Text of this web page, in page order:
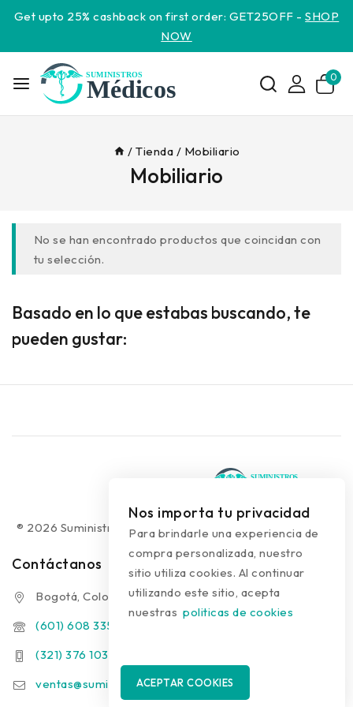
Get upto 25% cashback on first order: GET25OFF -SHOP
NOW
0
/ Tienda / Mobiliario
Mobiliario
No se han encontrado productos que coincidan con
tu selección.
Basado en lo que estabas buscando, te
pueden gustar:
® 2026 Suministros Médicos Diseño web: colguía.com.co
Contáctanos
Bogotá, Colombia
(601) 608 3354
(321) 376 1031 - (313) 289 9910
ventas@suministrosmedicos.co
Nos importa tu privacidad
Para brindarle una experiencia de
compra personalizada, nuestro
sitio utiliza cookies. Al continuar
utilizando este sitio, acepta
nuestras politicas de cookies
ACEPTAR COOKIES